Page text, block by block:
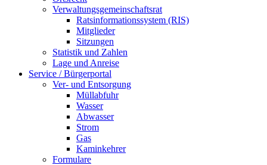
Verwaltungsgemeinschaftsrat
Ratsinformationssystem (RIS)
Mitglieder
Sitzungen
Statistik und Zahlen
Lage und Anreise
Service / Bürgerportal
Ver- und Entsorgung
Müllabfuhr
Wasser
Abwasser
Strom
Gas
Kaminkehrer
Formulare